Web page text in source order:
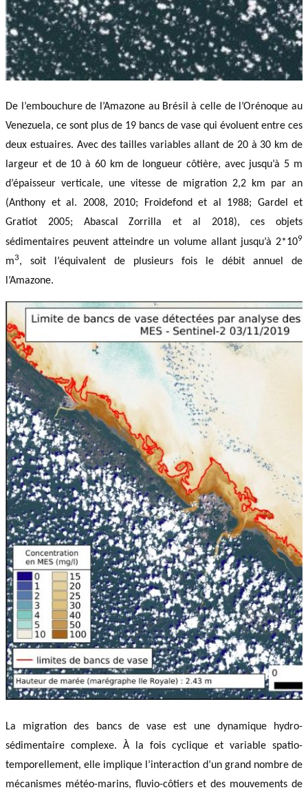
De l’embouchure de l’Amazone au Brésil à celle de l’Orénoque au
Venezuela, ce sont plus de 19 bancs de vase qui évoluent entre ces
deux estuaires. Avec des tailles variables allant de 20 à 30 km de
largeur et de 10 à 60 km de longueur côtière, avec jusqu’à 5 m
d’épaisseur verticale, une vitesse de migration 2,2 km par an
(Anthony et al. 2008, 2010; Froidefond et al 1988; Gardel et
Gratiot 2005; Abascal Zorrilla et al 2018), ces objets
sédimentaires peuvent atteindre un volume allant jusqu’à 2*109
m3, soit l’équivalent de plusieurs fois le débit annuel de
l’Amazone.
La migration des bancs de vase est une dynamique hydro-
sédimentaire complexe. À la fois cyclique et variable spatio-
temporellement, elle implique l’interaction d’un grand nombre de
mécanismes météo-marins, fluvio-côtiers et des mouvements de